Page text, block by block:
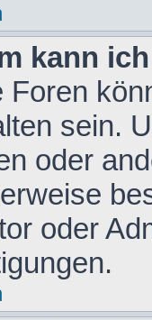
kann
Foren
sein.
oder
oder